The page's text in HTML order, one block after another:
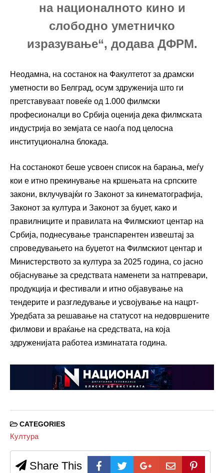
на националното кино и
слободно уметничко
изразување“, додава ДФРМ.
Неодамна, на состанок на Факултетот за драмски
уметности во Белград, осум здруженија што ги
претставуваат повеќе од 1.000 филмски
професионалци во Србија оценија дека филмската
индустрија во земјата се наоѓа под целосна
институционална блокада.
На состанокот беше усвоен список на барања, меѓу
кои е итно прекинување на кршењата на српските
закони, вклучувајќи го Законот за кинематографија,
Законот за култура и Законот за буџет, како и
правилниците и правилата на Филмскиот центар на
Србија, поднесување транспарентен извештај за
спроведувањето на буџетот на Филмскиот центар и
Министерството за култура за 2025 година, со јасно
објаснување за средствата наменети за натпревари,
продукција и фестивали и итно објавување на
тендерите и разгледување и усвојување на нацрт-
Уредбата за решавање на статусот на недовршените
филмови и враќање на средствата, на која
здруженијата работеа изминатата година.
CATEGORIES
Култура
Share This